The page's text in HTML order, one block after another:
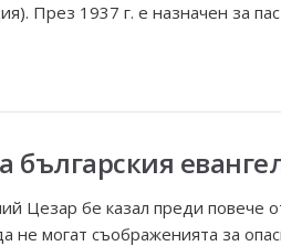
През 1937 г. е назначен за
българския
бе казал преди повече
не могат съображенията за